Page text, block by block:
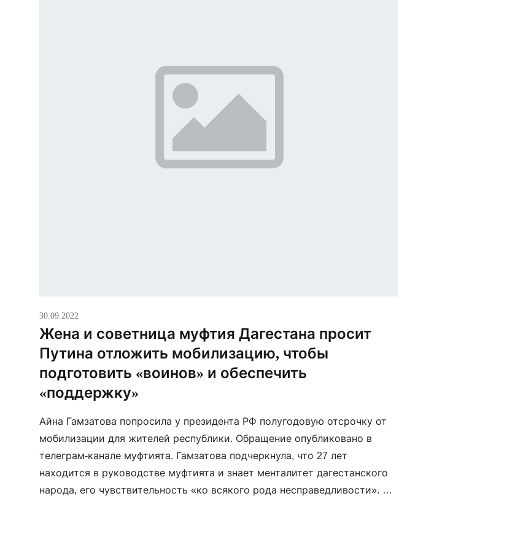
30.09.2022
Жена и советница муфтия Дагестана просит
Путина отложить мобилизацию, чтобы
подготовить «воинов» и обеспечить
«поддержку»
Айна Гамзатова попросила у президента РФ полугодовую отсрочку от
мобилизации для жителей республики. Обращение опубликовано в
телеграм-канале муфтията. Гамзатова подчеркнула, что 27 лет
находится в руководстве муфтията и знает менталитет дагестанского
народа, его чувствительность «ко всякого рода несправедливости». По